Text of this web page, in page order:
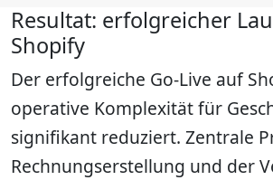
Resultat: erfolgreicher
Shopify
Der erfolgreiche Go-Live auf
operative Komplexität für
signifikant reduziert. Zentrale
Rechnungserstellung und der